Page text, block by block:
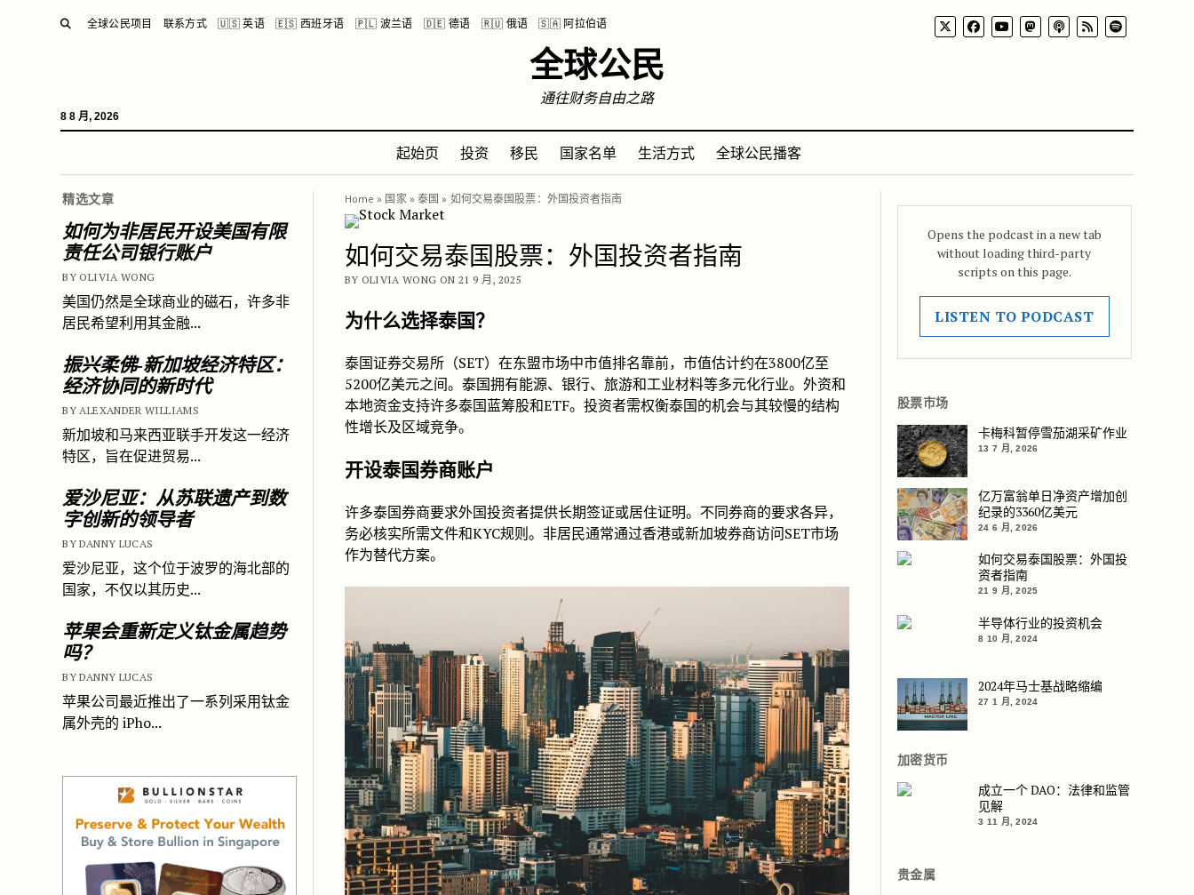
SEARCH
全球公民项目 联系方式 🇺🇸 英语 🇪🇸 西班牙语 🇵🇱 波兰语 🇩🇪 德语 🇷🇺 俄语 🇸🇦 阿拉伯语
全球公民
8 8 月, 2026
通往财务自由之路
起始页 投资 移民 国家名单 生活方式 全球公民播客
精选文章
如何为非居民开设美国有限
责任公司银行账户
BY OLIVIA WONG
美国仍然是全球商业的磁石，许多非
居民希望利用其金融...
振兴柔佛-新加坡经济特区：
经济协同的新时代
BY ALEXANDER WILLIAMS
新加坡和马来西亚联手开发这一经济
特区，旨在促进贸易...
爱沙尼亚：从苏联遗产到数
字创新的领导者
BY DANNY LUCAS
爱沙尼亚，这个位于波罗的海北部的
国家，不仅以其历史...
苹果会重新定义钛金属趋势
吗？
BY DANNY LUCAS
苹果公司最近推出了一系列采用钛金
属外壳的 iPho...
Home » 国家 » 泰国 » 如何交易泰国股票：外国投资者指南
如何交易泰国股票：外国投资者指南
BY OLIVIA WONG ON 21 9 月, 2025
为什么选择泰国？
泰国证券交易所（SET）在东盟市场中市值排名靠前，市值估计约在3800亿至
5200亿美元之间。泰国拥有能源、银行、旅游和工业材料等多元化行业。外资和
本地资金支持许多泰国蓝筹股和ETF。投资者需权衡泰国的机会与其较慢的结构
性增长及区域竞争。
开设泰国券商账户
许多泰国券商要求外国投资者提供长期签证或居住证明。不同券商的要求各异，
务必核实所需文件和KYC规则。非居民通常通过香港或新加坡券商访问SET市场
作为替代方案。
Opens the podcast in a new tab
without loading third-party
scripts on this page.
LISTEN TO PODCAST
股票市场
卡梅科暂停雪茄湖采矿作业
13 7 月, 2026
亿万富翁单日净资产增加创
纪录的3360亿美元
24 6 月, 2026
如何交易泰国股票：外国投
资者指南
21 9 月, 2025
半导体行业的投资机会
8 10 月, 2024
2024年马士基战略缩编
27 1 月, 2024
加密货币
成立一个 DAO：法律和监管
见解
3 11 月, 2024
贵金属